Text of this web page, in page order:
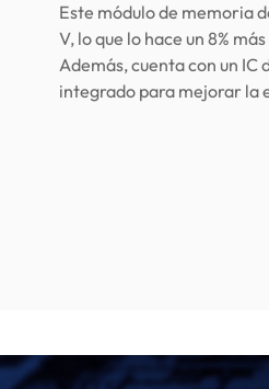
Este módulo de memoria
V, lo que lo hace un 8%
Además, cuenta con un IC
integrado para mejorar la